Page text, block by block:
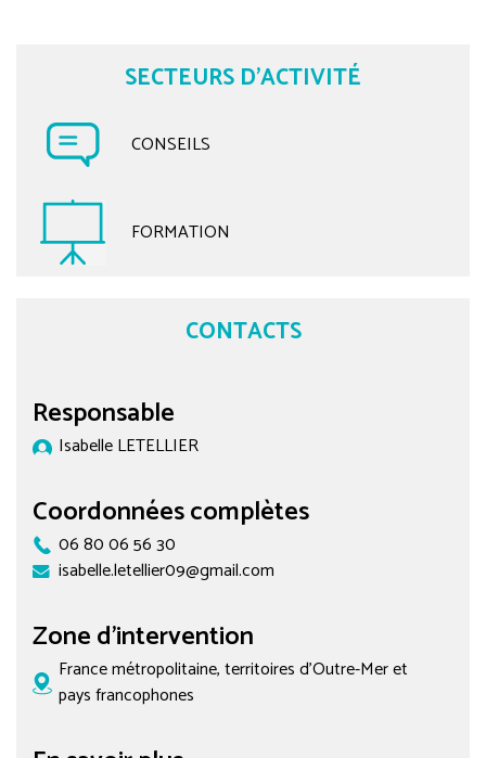
SECTEURS D'ACTIVITÉ
CONSEILS
FORMATION
CONTACTS
Responsable
Isabelle LETELLIER
Coordonnées complètes
06 80 06 56 30
isabelle.letellier09@gmail.com
Zone d'intervention
France métropolitaine, territoires d’Outre-Mer et
pays francophones